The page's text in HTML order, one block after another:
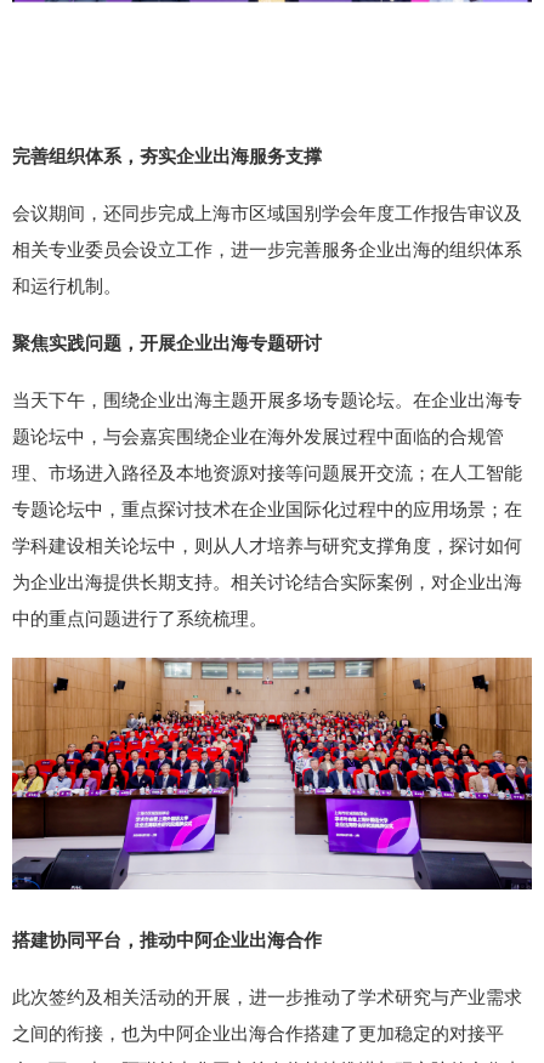
完善组织体系，夯实企业出海服务支撑
会议期间，还同步完成上海市区域国别学会年度工作报告审议及
相关专业委员会设立工作，进一步完善服务企业出海的组织体系
和运行机制。
聚焦实践问题，开展企业出海专题研讨
当天下午，围绕企业出海主题开展多场专题论坛。在企业出海专
题论坛中，与会嘉宾围绕企业在海外发展过程中面临的合规管
理、市场进入路径及本地资源对接等问题展开交流；在人工智能
专题论坛中，重点探讨技术在企业国际化过程中的应用场景；在
学科建设相关论坛中，则从人才培养与研究支撑角度，探讨如何
为企业出海提供长期支持。相关讨论结合实际案例，对企业出海
中的重点问题进行了系统梳理。
搭建协同平台，推动中阿企业出海合作
此次签约及相关活动的开展，进一步推动了学术研究与产业需求
之间的衔接，也为中阿企业出海合作搭建了更加稳定的对接平